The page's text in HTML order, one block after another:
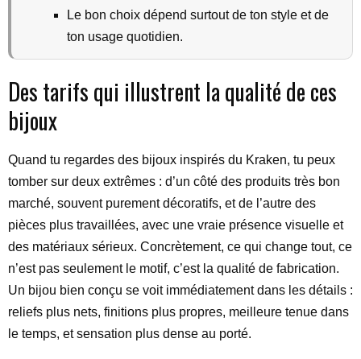
Le bon choix dépend surtout de ton style et de
ton usage quotidien.
Des tarifs qui illustrent la qualité de ces
bijoux
Quand tu regardes des bijoux inspirés du Kraken, tu peux
tomber sur deux extrêmes : d’un côté des produits très bon
marché, souvent purement décoratifs, et de l’autre des
pièces plus travaillées, avec une vraie présence visuelle et
des matériaux sérieux. Concrètement, ce qui change tout, ce
n’est pas seulement le motif, c’est la qualité de fabrication.
Un bijou bien conçu se voit immédiatement dans les détails :
reliefs plus nets, finitions plus propres, meilleure tenue dans
le temps, et sensation plus dense au porté.